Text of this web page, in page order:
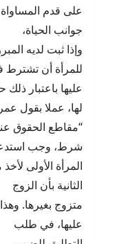
على قدم المساواة
جوانب الحياة،
وإذا ثبت لديه
للمرأة أن تشترط
عليها باعتبار ذلك
لها، عملا بقول
“مقاطع الحقوق
شرط، وجب
المرأة الأولى
الثانية بأن الزوج
متزوج بغيرها.
عليها، في طلب